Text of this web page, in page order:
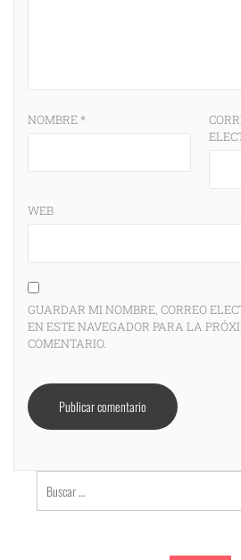
NOMBRE*
WEB
GUARDAR MI NOMBRE, CORREO
EN ESTE NAVEGADOR PARA LA
COMENTARIO.
Buscar: